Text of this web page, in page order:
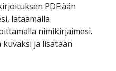
PDF:ään
lataamalla
nimikirjaimesi.
ja lisätään